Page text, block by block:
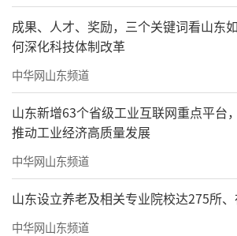
书更有成效，也能让写作更有
单纯的读书输入，抵达输出这
界，在笔墨书香中丰富内涵、
格局，遇见更好的自己。
成果、人才、奖励，三个关键词看山东如
何深化科技体制改革
中华网山东频道
山东新增63个省级工业互联网重点平台，
推动工业经济高质量发展
中华网山东频道
山东设立养老及相关专业院校达275所
中华网山东频道